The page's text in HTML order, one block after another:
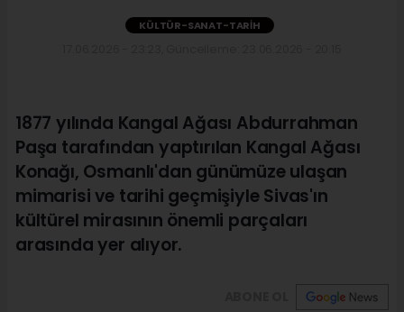
KÜLTÜR-SANAT-TARIH
1877 yılında Kangal Ağası Abdurrahman
Paşa tarafından yaptırılan Kangal Ağası
Konağı, Osmanlı'dan günümüze ulaşan
mimarisi ve tarihi geçmişiyle Sivas'ın
kültürel mirasının önemli parçaları
arasında yer alıyor.